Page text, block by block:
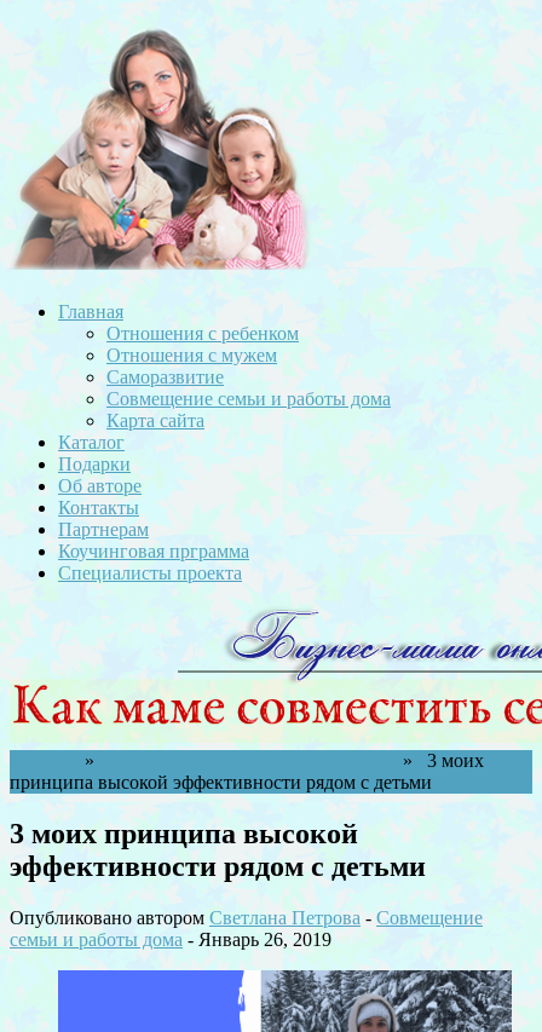
Главная
Отношения с ребенком
Отношения с мужем
Саморазвитие
Совмещение семьи и работы дома
Карта сайта
Каталог
Подарки
Об авторе
Контакты
Партнерам
Коучинговая прграмма
Специалисты проекта
»
» 3 моих
принципа высокой эффективности рядом с детьми
3 моих принципа высокой
эффективности рядом с детьми
Опубликовано автором Светлана Петрова - Совмещение
семьи и работы дома - Январь 26, 2019